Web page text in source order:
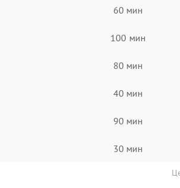
60 мин
100 мин
80 мин
40 мин
90 мин
30 мин